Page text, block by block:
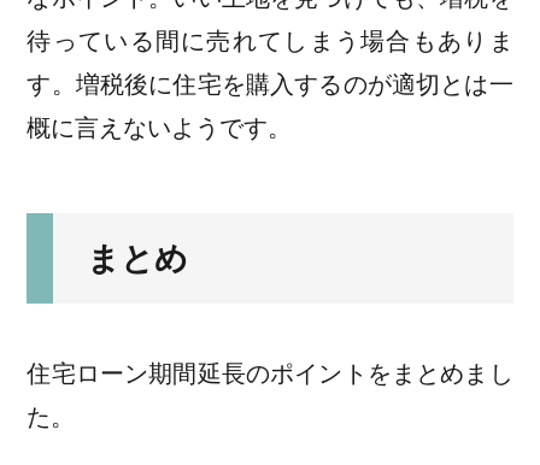
待っている間に売れてしまう場合もありま
す。増税後に住宅を購入するのが適切とは一
概に言えないようです。
まとめ
住宅ローン期間延長のポイントをまとめまし
た。